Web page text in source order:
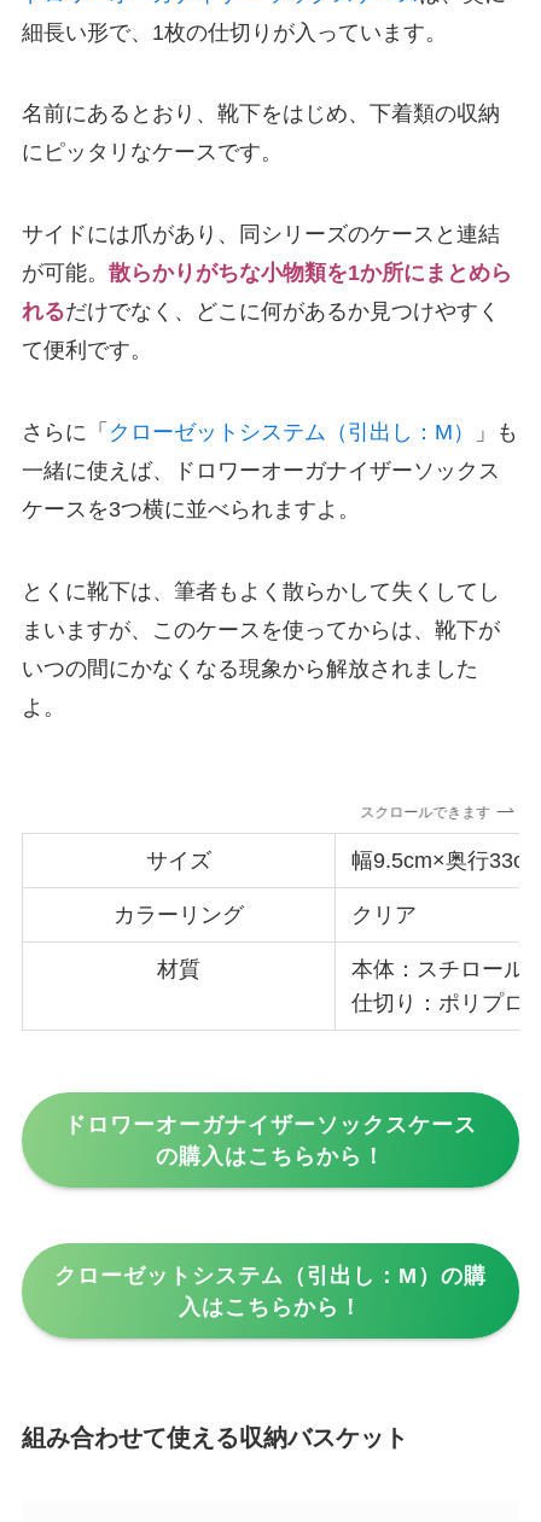
細長い形で、1枚の仕切りが入っています。
名前にあるとおり、靴下をはじめ、下着類の収納
にピッタリなケースです。
サイドには爪があり、同シリーズのケースと連結
が可能。 散らかりがちな小物類を1か所にまとめら
れるだけでなく、どこに何があるか見つけやすく
て便利です。
さらに「 クローゼットシステム（引出し：M）
」も
一緒に使えば、ドロワーオーガナイザーソックス
ケースを3つ横に並べられますよ。
とくに靴下は、筆者もよく散らかして失くしてし
まいますが、このケースを使ってからは、靴下が
いつの間にかなくなる現象から解放されました
よ。
スクロールできます
サイズ 幅9.5cm×奥行
カラーリング クリア
材質
本体：スチロール
仕切り：ポリプロ
ドロワーオーガナイザーソックスケース
の購入はこちらから！
クローゼットシステム（引出し：M）の購
入はこちらから！
組み合わせて使える収納バスケット